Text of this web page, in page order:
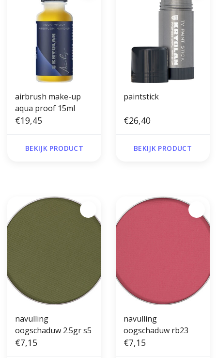
airbrush make-up
aqua proof 15ml
€19,45
BEKIJK PRODUCT
paintstick
€26,40
BEKIJK PRODUCT
navulling
oogschaduw 2.5gr s5
€7,15
navulling
oogschaduw rb23
€7,15